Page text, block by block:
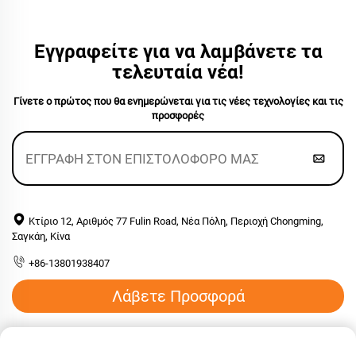
Εγγραφείτε για να λαμβάνετε τα
τελευταία νέα!
Γίνετε ο πρώτος που θα ενημερώνεται για τις νέες τεχνολογίες και τις
προσφορές
Κτίριο 12, Αριθμός 77 Fulin Road, Νέα Πόλη, Περιοχή Chongming,
Σαγκάη, Κίνα
+86-13801938407
Λάβετε Προσφορά